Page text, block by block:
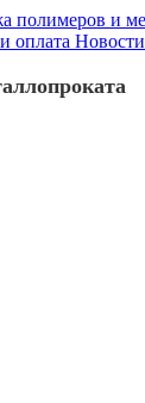
оплата Новости